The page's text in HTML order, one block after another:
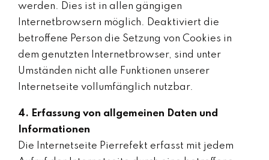
werden. Dies ist in allen gängigen
Internetbrowsern möglich. Deaktiviert die
betroffene Person die Setzung von Cookies in
dem genutzten Internetbrowser, sind unter
Umständen nicht alle Funktionen unserer
Internetseite vollumfänglich nutzbar.
4. Erfassung von allgemeinen Daten und
Informationen
Die Internetseite Pierrefekt erfasst mit jedem